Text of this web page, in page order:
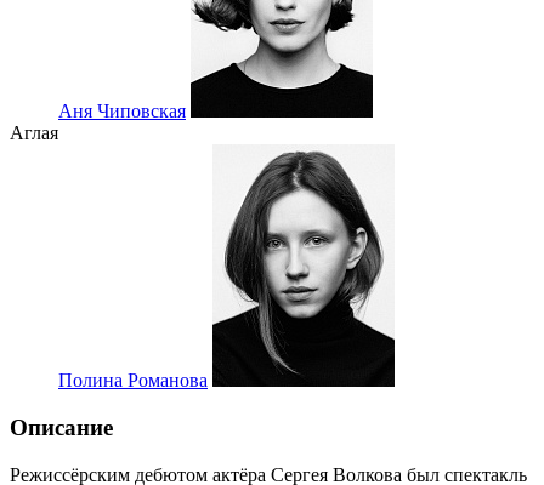
Аня Чиповская
Аглая
Полина Романова
Описание
Режиссёрским дебютом актёра Сергея Волкова был спектакль